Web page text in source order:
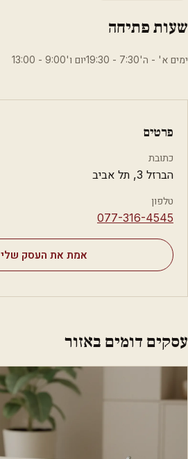
שעות פתיחה
ימים א' - ה'7:30 - 19:30יום ו'9:00 - 13:00
פרטים
כתובת
הברזל 3, תל אביב
טלפון
⁦077-316-4545⁩
אמת את העסק שלי
עסקים דומים באזור